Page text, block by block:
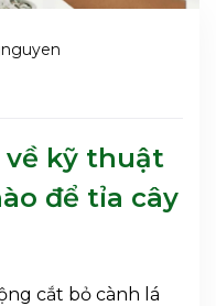
về kỹ thuật
để tỉa cây
cắt bỏ cành lá